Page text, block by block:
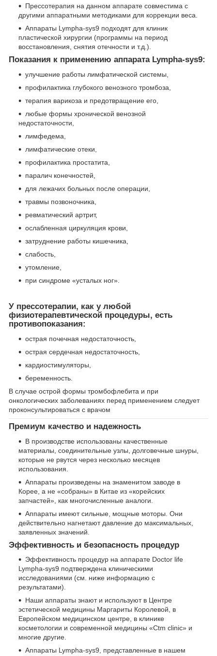
Прессотерапия на данном аппарате совместима с
другими аппаратными методиками для коррекции веса.
Аппараты Lympha-sys9 подходят для клиник
пластической хирургии (программы на период
восстановления, снятия отечности и т.д.).
Показания к применению аппарата Lympha-sys9:
улучшение работы лимфатической системы,
профилактика глубокого венозного тромбоза,
терапия варикоза и предотвращение его,
любые формы хронической венозной
недостаточности,
лимфедема,
лимфатические отеки,
профилактика простатита,
паралич конечностей,
для лежачих больных после операции,
травмы позвоночника,
ревматический артрит,
ослабленная циркуляция крови,
затруднение работы кишечника,
слабость,
утомление,
при синдроме «усталых ног».
У прессотерапии, как у любой
физиотерапевтической процедуры, есть
противопоказания:
острая почечная недостаточность,
острая сердечная недостаточность,
кардиостимуляторы,
беременность.
В случае острой формы тромбофлебита и при
онкологических заболеваниях перед применением следует
проконсультироваться с врачом
Премиум качество и надежность
В производстве использованы качественные
материалы, соединительные узлы, долговечные шнуры,
которые не рвутся через несколько месяцев
использования.
Аппараты произведены на знаменитом заводе в
Корее, а не «собраны» в Китае из «корейских
запчастей», как многочисленные аналоги.
Аппараты имеют сильные, мощные моторы. Они
действительно нагнетают давление до максимальных,
заявленных значений.
Эффективность и безопасность процедур
Эффективность процедур на аппарате Doctor life
Lympha-sys9 подтверждена клиническими
исследованиями (см. ниже информацию с
результатами).
Наши аппараты знают и используют в Центре
эстетической медицины Маргариты Королевой, в
Европейском медицинском центре, в клинике
косметологии и современной медицины «Сtm clinic» и
многие другие.
Аппараты Lympha-sys9, представленные в нашем